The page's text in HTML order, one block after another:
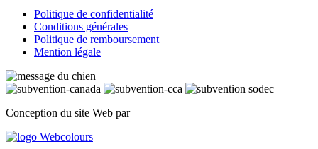
Politique de confidentialité
Conditions générales
Politique de remboursement
Mention légale
Conception du site Web par